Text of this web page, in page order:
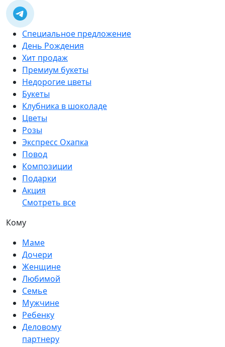
Специальное предложение
День Рождения
Хит продаж
Премиум букеты
Недорогие цветы
Букеты
Клубника в шоколаде
Цветы
Розы
Экспресс Охапка
Повод
Композиции
Подарки
Акция
Смотреть все
Кому
Маме
Дочери
Женщине
Любимой
Семье
Мужчине
Ребенку
Деловому
партнеру